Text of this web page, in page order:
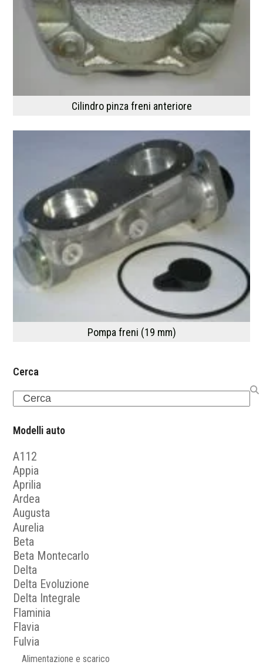
Cilindro pinza freni anteriore
Pompa freni (19 mm)
Cerca
Search
Modelli auto
A112
Appia
Aprilia
Ardea
Augusta
Aurelia
Beta
Beta Montecarlo
Delta
Delta Evoluzione
Delta Integrale
Flaminia
Flavia
Fulvia
Alimentazione e scarico